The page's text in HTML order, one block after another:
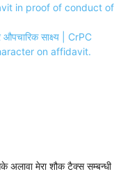
in proof of conduct of
साक्ष्य | CrPC
on affidavit.
अलावा मेरा शौक टैक्स सम्बन्धी